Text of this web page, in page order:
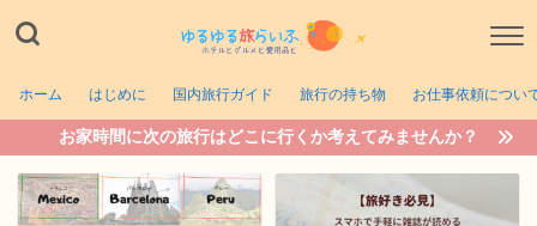
ホーム はじめに 国内旅行ガイド 旅行の持ち物 お仕事依頼につい
お家時間に次の旅行はどこに行くか考えてみませんか？